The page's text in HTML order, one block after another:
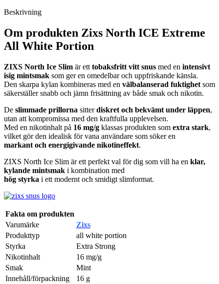
Beskrivning
Om produkten Zixs North ICE Extreme
All White Portion
ZIXS North Ice Slim är ett tobaksfritt vitt snus med en intensivt
isig mintsmak som ger en omedelbar och uppfriskande känsla.
Den skarpa kylan kombineras med en välbalanserad fuktighet som
säkerställer snabb och jämn frisättning av både smak och nikotin.
De slimmade prillorna sitterdiskret och bekvämt under läppen,
utan att kompromissa med den kraftfulla upplevelsen.
Med en nikotinhalt på 16 mg/g klassas produkten som extra stark,
vilket gör den idealisk för vana användare som söker en
markant och energigivande nikotineffekt.
ZIXS North Ice Slim är ett perfekt val för dig som vill ha en klar,
kylande mintsmak i kombination med
hög styrka i ett modernt och smidigt slimformat.
Fakta om produkten
Varumärke
Zixs
Produkttyp
all white portion
Styrka
Extra Strong
Nikotinhalt
16 mg/g
Smak
Mint
Innehåll/förpackning
16 g